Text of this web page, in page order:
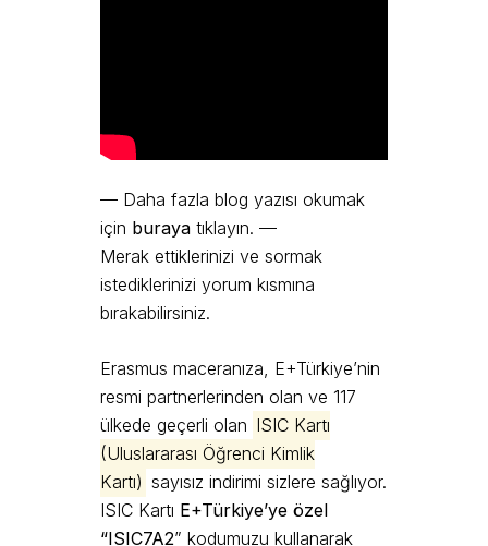
— Daha fazla blog yazısı okumak
için buraya tıklayın. —
Merak ettiklerinizi ve sormak
istediklerinizi yorum kısmına
bırakabilirsiniz.
Erasmus maceranıza, E+Türkiye’nin
resmi partnerlerinden olan ve 117
ülkede geçerli olan ISIC Kartı
(Uluslararası Öğrenci Kimlik
Kartı) sayısız indirimi sizlere sağlıyor.
ISIC Kartı E+Türkiye’ye özel
“ISIC7A2” kodumuzu kullanarak